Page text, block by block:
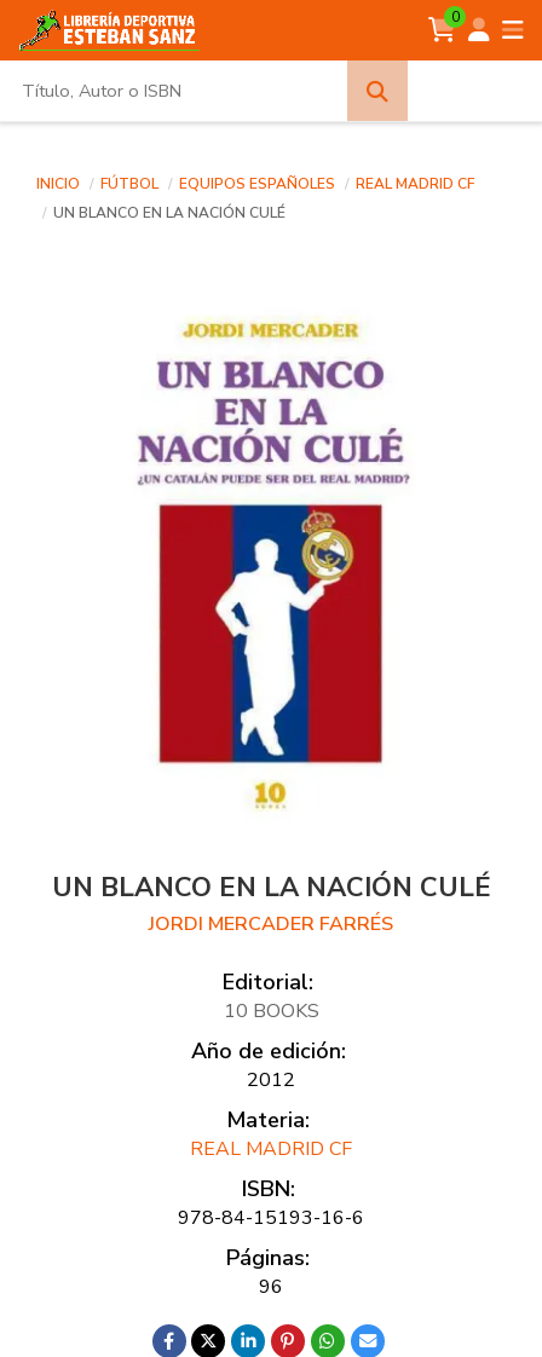
0
INICIO FÚTBOL EQUIPOS ESPAÑOLES
REAL MADRID CF
UN BLANCO EN LA NACIÓN CULÉ
UN BLANCO EN LA NACIÓN CULÉ
JORDI MERCADER FARRÉS
Editorial:
10 BOOKS
Año de edición:
2012
Materia:
REAL MADRID CF
ISBN:
978-84-15193-16-6
Páginas:
96